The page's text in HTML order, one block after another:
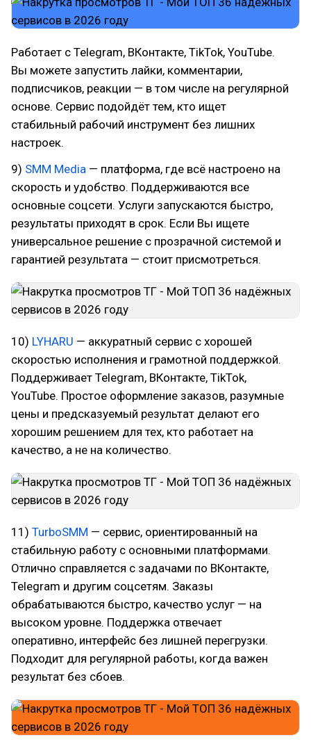
Работает с Telegram, ВКонтакте, TikTok, YouTube.
Вы можете запустить лайки, комментарии,
подписчиков, реакции — в том числе на регулярной
основе. Сервис подойдёт тем, кто ищет
стабильный рабочий инструмент без лишних
настроек.
9) SMM Media — платформа, где всё настроено на
скорость и удобство. Поддерживаются все
основные соцсети. Услуги запускаются быстро,
результаты приходят в срок. Если Вы ищете
универсальное решение с прозрачной системой и
гарантией результата — стоит присмотреться.
10) LYHARU — аккуратный сервис с хорошей
скоростью исполнения и грамотной поддержкой.
Поддерживает Telegram, ВКонтакте, TikTok,
YouTube. Простое оформление заказов, разумные
цены и предсказуемый результат делают его
хорошим решением для тех, кто работает на
качество, а не на количество.
11) TurboSMM — сервис, ориентированный на
стабильную работу с основными платформами.
Отлично справляется с задачами по ВКонтакте,
Telegram и другим соцсетям. Заказы
обрабатываются быстро, качество услуг — на
высоком уровне. Поддержка отвечает
оперативно, интерфейс без лишней перегрузки.
Подходит для регулярной работы, когда важен
результат без сбоев.